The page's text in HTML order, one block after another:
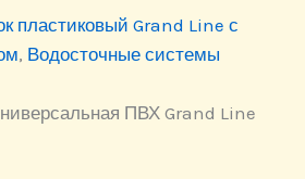
пластиковый Grand Line с
, Водосточные системы
ПВХ Grand Line